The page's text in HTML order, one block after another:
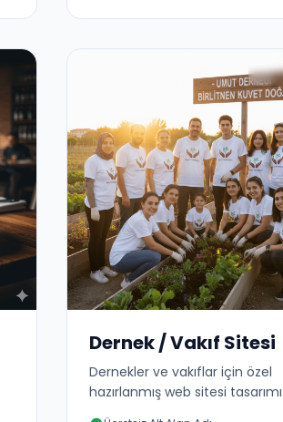
Dernek / Vakıf Sitesi
Dernekler ve vakıflar için özel
hazırlanmış web sitesi tasarımı